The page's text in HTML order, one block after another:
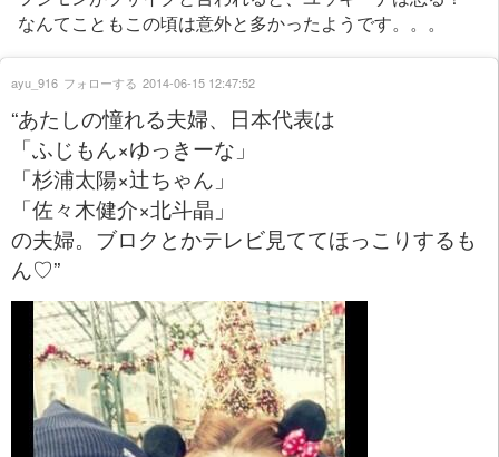
なんてこともこの頃は意外と多かったようです。。。
“あたしの憧れる夫婦、日本代表は
「ふじもん×ゆっきーな」
「杉浦太陽×辻ちゃん」
「佐々木健介×北斗晶」
の夫婦。ブロクとかテレビ見ててほっこりするも
ん♡”
ayu_916 フォローする 2014-06-15 12:47:52